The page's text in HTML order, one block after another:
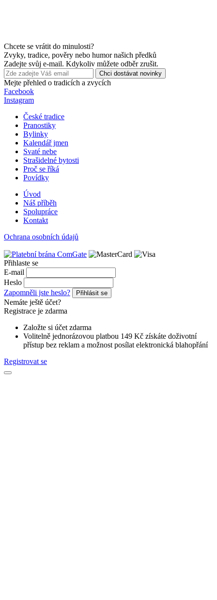
Chcete se vrátit do minulosti?
Zvyky, tradice, pověry nebo humor našich předků
Zadejte svůj e-mail. Kdykoliv můžete odběr zrušit.
Chci dostávat novinky
Mejte přehled o tradicích a zvycích
Facebook
Instagram
České tradice
Pranostiky
Bylinky
Kalendář jmen
Svaté nebe
Strašidelné bytosti
Proč se říká
Povídky
Úvod
Náš příběh
Spolupráce
Kontakt
Ochrana osobních údajů
Přihlaste se
E-mail
Heslo
Zapomněli jste heslo?
Přihlásit se
Nemáte ještě účet?
Registrace je zdarma
Založte si účet zdarma
Volitelně jednorázovou platbou 149 Kč získáte doživotní
přístup bez reklam a možnost posílat elektronická blahopřání
Registrovat se